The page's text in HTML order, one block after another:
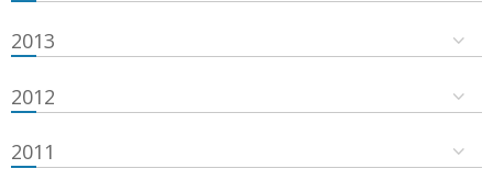
2013
2012
2011